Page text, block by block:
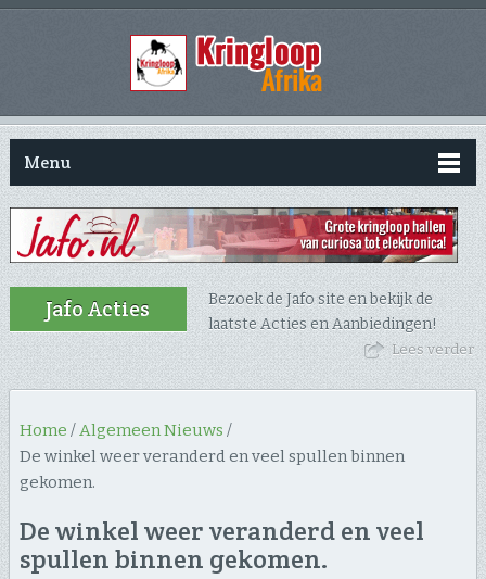
Menu
Jafo Acties
Bezoek de Jafo site en bekijk de
laatste Acties en Aanbiedingen!
Lees verder
Home /Algemeen Nieuws /
De winkel weer veranderd en veel spullen binnen
gekomen.
De winkel weer veranderd en veel
spullen binnen gekomen.